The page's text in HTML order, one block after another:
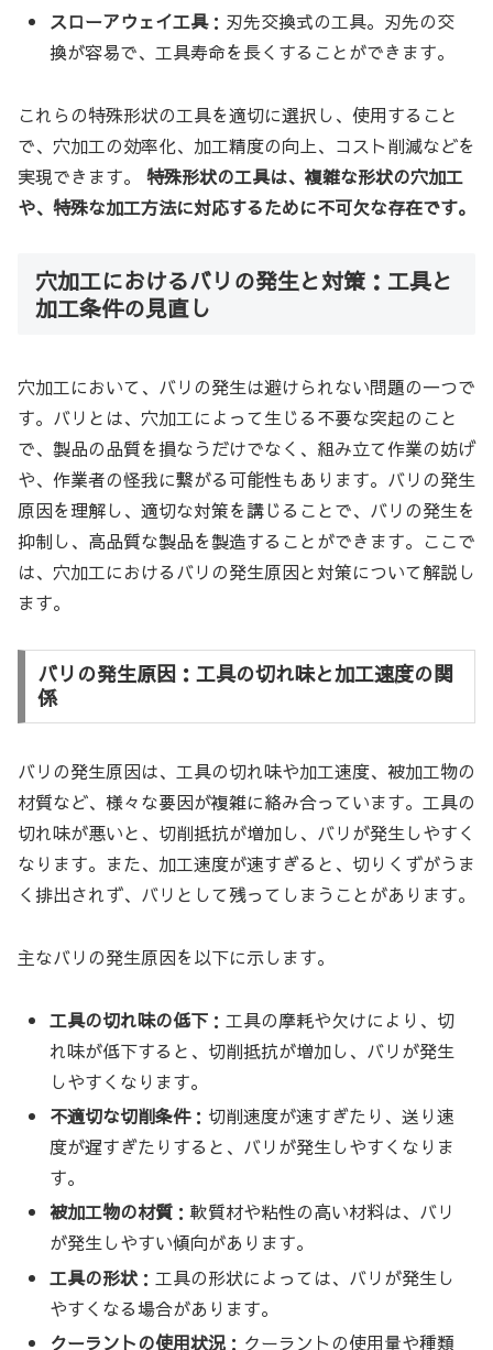
スローアウェイ工具：刃先交換式の工具。刃先の交
換が容易で、工具寿命を長くすることができます。
これらの特殊形状の工具を適切に選択し、使用すること
で、穴加工の効率化、加工精度の向上、コスト削減などを
実現できます。 特殊形状の工具は、複雑な形状の穴加工
や、特殊な加工方法に対応するために不可欠な存在です。
穴加工におけるバリの発生と対策：工具と
加工条件の見直し
穴加工において、バリの発生は避けられない問題の一つで
す。バリとは、穴加工によって生じる不要な突起のこと
で、製品の品質を損なうだけでなく、組み立て作業の妨げ
や、作業者の怪我に繋がる可能性もあります。バリの発生
原因を理解し、適切な対策を講じることで、バリの発生を
抑制し、高品質な製品を製造することができます。ここで
は、穴加工におけるバリの発生原因と対策について解説し
ます。
バリの発生原因：工具の切れ味と加工速度の関
係
バリの発生原因は、工具の切れ味や加工速度、被加工物の
材質など、様々な要因が複雑に絡み合っています。工具の
切れ味が悪いと、切削抵抗が増加し、バリが発生しやすく
なります。また、加工速度が速すぎると、切りくずがうま
く排出されず、バリとして残ってしまうことがあります。
主なバリの発生原因を以下に示します。
工具の切れ味の低下 ：工具の摩耗や欠けにより、切
れ味が低下すると、切削抵抗が増加し、バリが発生
しやすくなります。
不適切な切削条件：切削速度が速すぎたり、送り速
度が遅すぎたりすると、バリが発生しやすくなりま
す。
被加工物の材質 ：軟質材や粘性の高い材料は、バリ
が発生しやすい傾向があります。
工具の形状 ：工具の形状によっては、バリが発生し
やすくなる場合があります。
クーラントの使用状況 ：クーラントの使用量や種類